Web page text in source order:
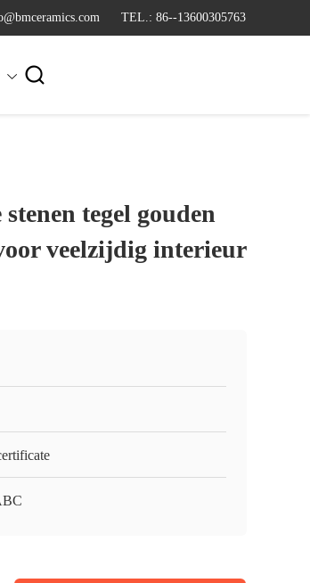
TEL.: 86--13600305763

tegel gouden
veelzijdig interieur